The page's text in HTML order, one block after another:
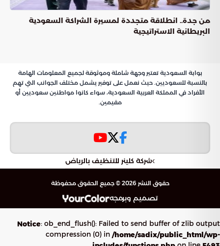
من جدة.. انطلاقة متجددة لمسيرة الشراكة السعودية
البريطانية الاستراتيجية
بوابة السعودية تعتبر وجهة شاملة وموثوقة لجميع المعلومات الهامة
بالنسبة للسعوديين. حيث نعمل على توفير يشمل مختلف الجوانب التي تهم
الأفراد في المملكة العربية السعودية، سواء كانوا مواطنين سعوديين أو
مقيمين.
شركة كلينر للتنظيف بالرياض
حقوق النشر 2026 © جميع الحقوق محفوظة
تصميم وبرمجه
Notice: ob_end_flush(): Failed to send buffer of zlib output
compression (0) in /home/sadix/public_html/wp-